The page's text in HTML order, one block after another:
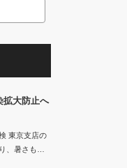
拡大防止へ
東京支店の
、暑さも…